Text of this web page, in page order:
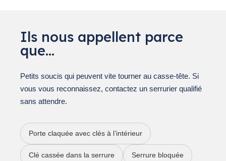
Ils nous appellent parce
que…
Petits soucis qui peuvent vite tourner au casse-tête. Si
vous vous reconnaissez, contactez un serrurier qualifié
sans attendre.
Porte claquée avec clés à l’intérieur
Clé cassée dans la serrure Serrure bloquée